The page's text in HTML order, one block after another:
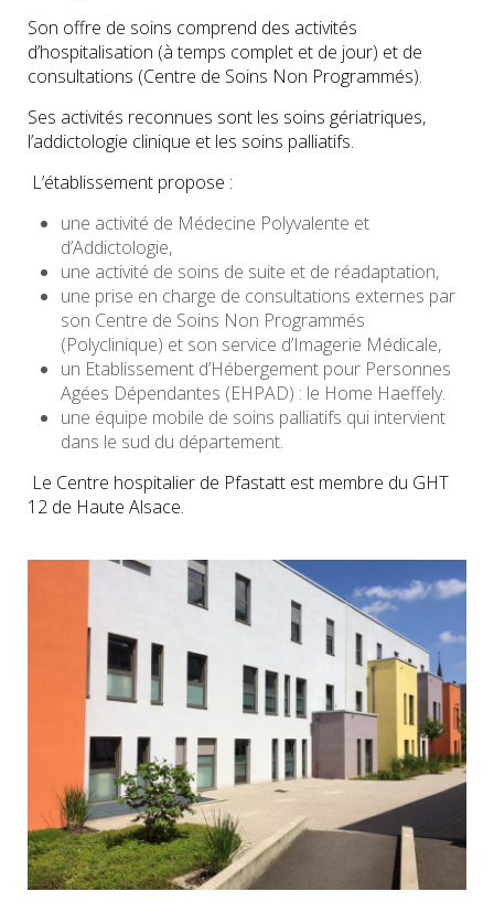
Son offre de soins comprend des activités
d’hospitalisation (à temps complet et de jour) et de
consultations (Centre de Soins Non Programmés).
Ses activités reconnues sont les soins gériatriques,
l’addictologie clinique et les soins palliatifs.
L’établissement propose :
une activité de Médecine Polyvalente et
d’Addictologie,
une activité de soins de suite et de réadaptation,
une prise en charge de consultations externes par
son Centre de Soins Non Programmés
(Polyclinique) et son service d’Imagerie Médicale,
un Etablissement d’Hébergement pour Personnes
Agées Dépendantes (EHPAD) : le Home Haeffely.
une équipe mobile de soins palliatifs qui intervient
dans le sud du département.
Le Centre hospitalier de Pfastatt est membre du GHT
12 de Haute Alsace.